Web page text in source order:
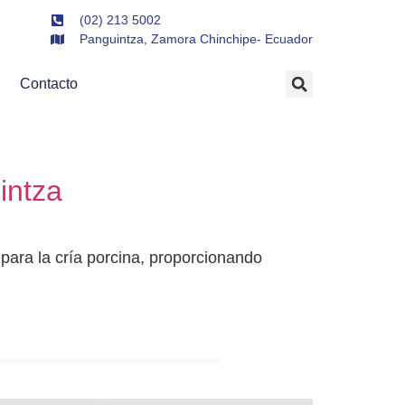
(02) 213 5002
Panguintza, Zamora Chinchipe- Ecuador
Contacto
la cría porcina, proporcionando